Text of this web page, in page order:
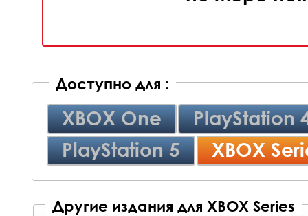
Доступно для :
XBOX One
PlayStation
PlayStation 5
XBOX
Другие издания для XBOX Series